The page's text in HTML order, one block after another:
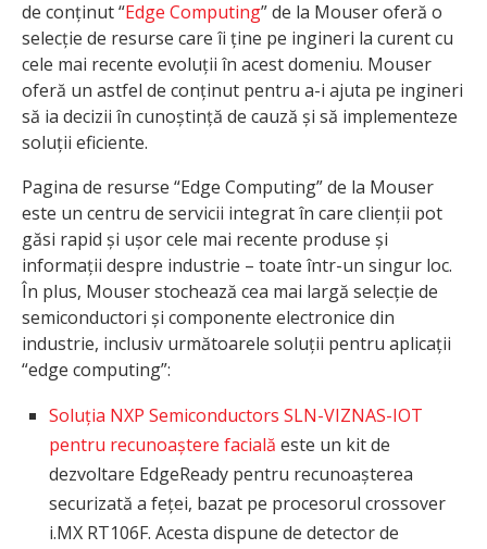
de conținut “Edge Computing” de la Mouser oferă o
selecție de resurse care îi ține pe ingineri la curent cu
cele mai recente evoluții în acest domeniu. Mouser
oferă un astfel de conținut pentru a-i ajuta pe ingineri
să ia decizii în cunoștință de cauză și să implementeze
soluții eficiente.
Pagina de resurse “Edge Computing” de la Mouser
este un centru de servicii integrat în care clienții pot
găsi rapid și ușor cele mai recente produse și
informații despre industrie – toate într-un singur loc.
În plus, Mouser stochează cea mai largă selecție de
semiconductori și componente electronice din
industrie, inclusiv următoarele soluții pentru aplicații
“edge computing”:
Soluția NXP Semiconductors SLN-VIZNAS-IOT
pentru recunoaștere facială este un kit de
dezvoltare EdgeReady pentru recunoașterea
securizată a feței, bazat pe procesorul crossover
i.MX RT106F. Acesta dispune de detector de